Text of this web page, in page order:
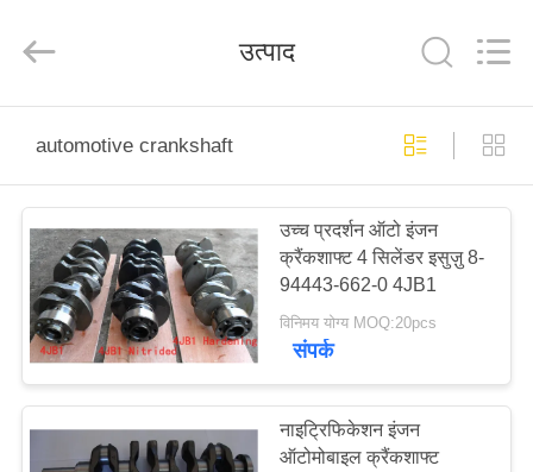
उत्पादों
वीडियो
हमारे
बारे
Export
Reserved.
उत्पाद
automotive crankshaft
उच्च प्रदर्शन ऑटो इंजन
क्रैंकशाफ्ट 4 सिलेंडर इसुज़ु 8-
94443-662-0 4JB1
विनिमय योग्य MOQ:20pcs
संपर्क
नाइट्रिफिकेशन इंजन
ऑटोमोबाइल क्रैंकशाफ्ट